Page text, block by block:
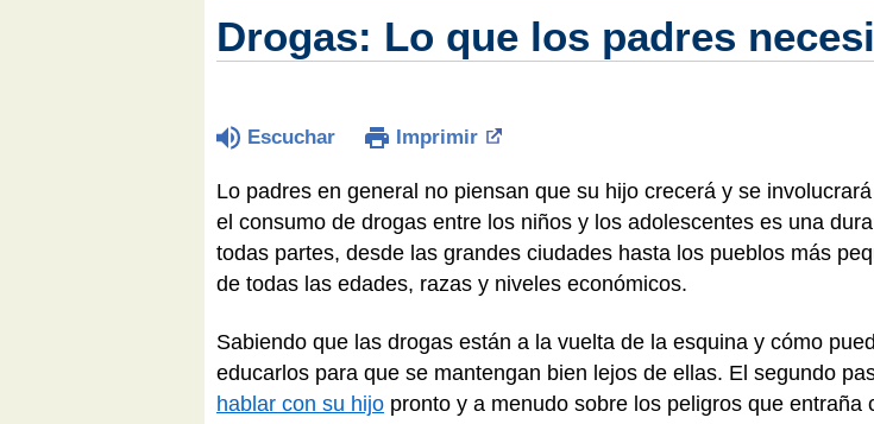
Drogas: Lo que los padres
Escuchar Imprimir
Lo padres en general no piensan que su hijo crecerá y se
el consumo de drogas entre los niños y los adolescentes es una
todas partes, desde las grandes ciudades hasta los pueblos más
de todas las edades, razas y niveles económicos.
Sabiendo que las drogas están a la vuelta de la esquina y cómo
educarlos para que se mantengan bien lejos de ellas. El segundo
hablar con su hijo pronto y a menudo sobre los peligros que entraña